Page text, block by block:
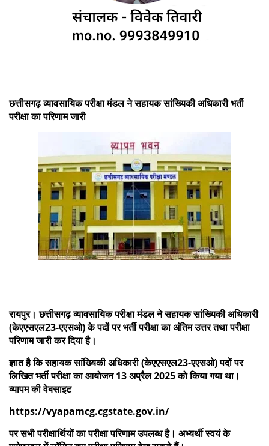
छत्तीसगढ़ व्यावसायिक परीक्षा मंडल ने सहायक सांख्यिकी अधिकारी भर्ती
परीक्षा का परिणाम जारी
रायपुर। छत्तीसगढ़ व्यावसायिक परीक्षा मंडल ने सहायक सांख्यिकी अधिकारी
(केएएसएल23-एएसओ) के पदों पर भर्ती परीक्षा का अंतिम उत्तर तथा परीक्षा
परिणाम जारी कर दिया है।
ज्ञात है कि सहायक सांख्यिकी अधिकारी (केएएसएल23-एएसओ) पदों पर
लिखित भर्ती परीक्षा का आयोजन 13 अप्रैल 2025 को किया गया था।
व्यापम की वेबसाइट
https://vyapamcg.cgstate.gov.in/
पर सभी परीक्षार्थियों का परीक्षा परिणाम उपलब्ध है। अभ्यर्थी स्वयं के